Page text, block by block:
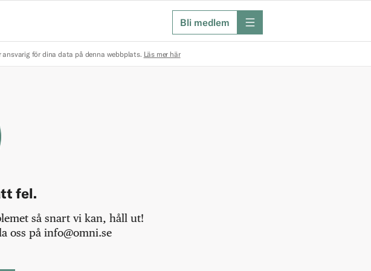
Bli medlem meny
ansvarig för dina data på denna webbplats. Läs mer här
fel.
så snart vi kan, håll ut!
oss på info@omni.se